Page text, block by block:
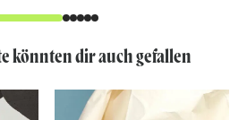
könnten dir auch gefallen